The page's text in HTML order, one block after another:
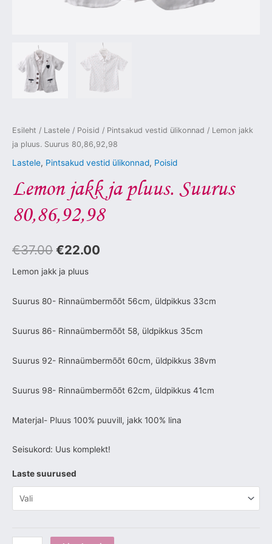
Esileht / Lastele / Poisid / Pintsakud vestid ülikonnad / Lemon jakk
ja pluus. Suurus 80,86,92,98
Lastele, Pintsakud vestid ülikonnad, Poisid
Lemon jakk ja pluus. Suurus
80,86,92,98
€37.00 €22.00
Lemon jakk ja pluus
Suurus 80- Rinnaümbermõõt 56cm, üldpikkus 33cm
Suurus 86- Rinnaümbermõõt 58, üldpikkus 35cm
Suurus 92- Rinnaümbermõõt 60cm, üldpikkus 38vm
Suurus 98- Rinnaümbermõõt 62cm, üldpikkus 41cm
Materjal- Pluus 100% puuvill, jakk 100% lina
Seisukord: Uus komplekt!
Laste suurused